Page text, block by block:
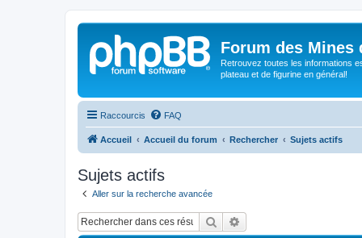
Forum des Mines
Retrouvez toutes les informations
plateau et de figurine en général!
Raccourcis FAQ
Accueil Accueil du forum Rechercher Sujets actifs
Sujets actifs
Aller sur la recherche avancée
Rechercher